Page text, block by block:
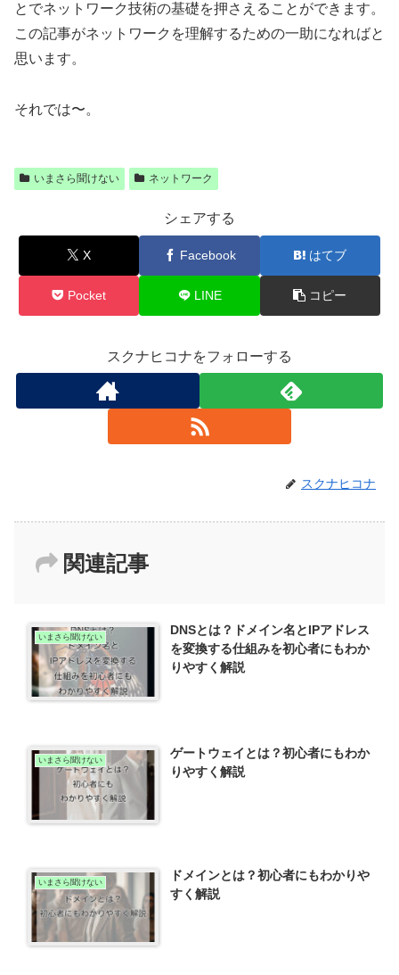
とでネットワーク技術の基礎を押さえることができます。
この記事がネットワークを理解するための一助になればと
思います。
それでは〜。
いまさら聞けない ネットワーク
シェアする
X Facebook はてブ
Pocket LINE コピー
スクナヒコナをフォローする
スクナヒコナ
関連記事
いまさら聞けない
DNSとは？ドメイン名とIPアドレス
を変換する仕組みを初心者にもわか
りやすく解説
いまさら聞けない
ゲートウェイとは？初心者にもわか
りやすく解説
いまさら聞けない
ドメインとは？初心者にもわかりや
すく解説